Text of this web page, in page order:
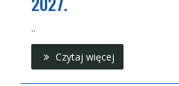
..
Czytaj więcej